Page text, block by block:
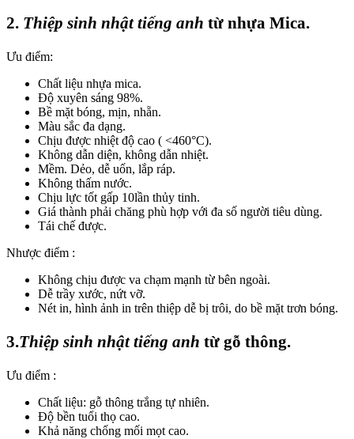
2. Thiệp sinh nhật tiếng anh từ nhựa Mica.
Ưu điểm:
Chất liệu nhựa mica.
Độ xuyên sáng 98%.
Bề mặt bóng, mịn, nhẵn.
Màu sắc đa dạng.
Chịu được nhiệt độ cao ( <460°C).
Không dẫn diện, không dẫn nhiệt.
Mềm. Dẻo, dễ uốn, lắp ráp.
Không thấm nước.
Chịu lực tốt gấp 10lần thủy tinh.
Giá thành phải chăng phù hợp với đa số người tiêu dùng.
Tái chế được.
Nhược điểm :
Không chịu được va chạm mạnh từ bên ngoài.
Dễ trầy xước, nứt vỡ.
Nét in, hình ảnh in trên thiệp dễ bị trôi, do bề mặt trơn bóng.
3.Thiệp sinh nhật tiếng anh từ gỗ thông.
Ưu điểm :
Chất liệu: gỗ thông trắng tự nhiên.
Độ bền tuổi thọ cao.
Khả năng chống mối mọt cao.